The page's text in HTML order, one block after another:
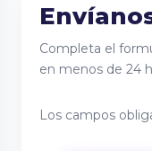
Completa el
en menos de 24
Los campos